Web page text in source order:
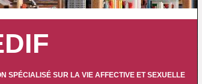
SPÉCIALISÉ SUR LA VIE AFFECTIVE ET SEXUELLE